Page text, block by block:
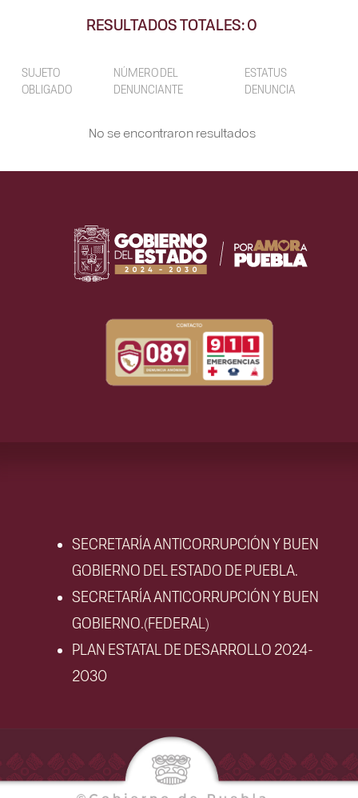
RESULTADOS TOTALES: 0
SUJETO
OBLIGADO
NÚMERO DEL
DENUNCIANTE
ESTATUS
DENUNCIA
No se encontraron resultados
SECRETARÍA ANTICORRUPCIÓN Y BUEN
GOBIERNO DEL ESTADO DE PUEBLA.
SECRETARÍA ANTICORRUPCIÓN Y BUEN
GOBIERNO.(FEDERAL)
PLAN ESTATAL DE DESARROLLO 2024-
2030